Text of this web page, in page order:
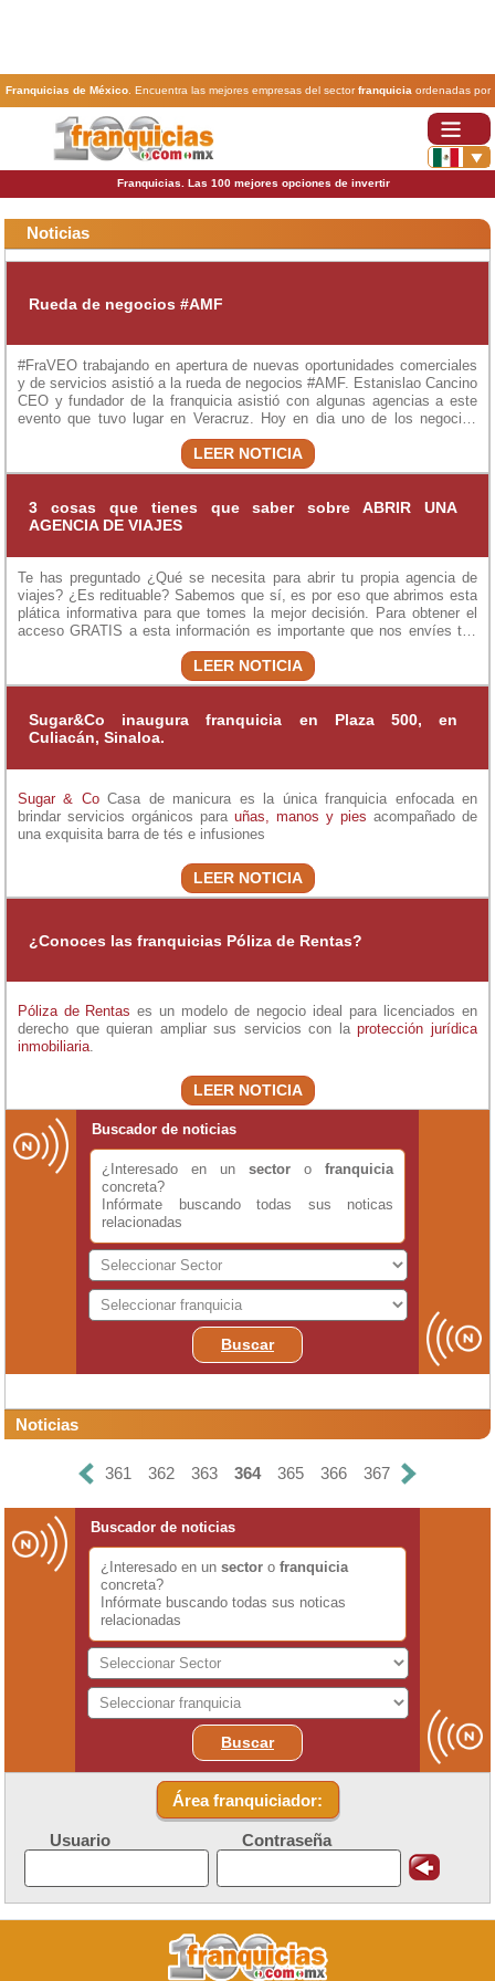
Franquicias de México. Encuentra las mejores empresas del sectorfranquicia ordenadas por
actividad. En www.100franquicias.com.mx encontrarás las más rentables, baratas y
Franquicias. Las 100 mejores opciones de invertir
Noticias
Rueda de negocios #AMF
#FraVEO trabajando en apertura de nuevas oportunidades comerciales
y de servicios asistió a la rueda de negocios #AMF. Estanislao Cancino
CEO y fundador de la franquicia asistió con algunas agencias a este
evento que tuvo lugar en Veracruz. Hoy en dia uno de los negocios
más rentables en el sector turístico es el de las agencias de viajes y
con FraVEO puedes aprender y emprender, con capacitación en línea y
con más de 40 operadoras de servicios turísticos somos la mejor
inversión mínima y sin cobro de regalías.
LEER NOTICIA
3 cosas que tienes que saber sobre ABRIR UNA
AGENCIA DE VIAJES
Te has preguntado ¿Qué se necesita para abrir tu propia agencia de
viajes? ¿Es redituable? Sabemos que sí, es por eso que abrimos esta
plática informativa para que tomes la mejor decisión. Para obtener el
acceso GRATIS a esta información es importante que nos envíes tus
LEER NOTICIA
Sugar&Co inaugura franquicia en Plaza 500, en
Culiacán, Sinaloa.
Sugar & Co Casa de manicura es la única franquicia enfocada en
brindar servicios orgánicos para uñas, manos y pies acompañado de
una exquisita barra de tés e infusiones
LEER NOTICIA
¿Conoces las franquicias Póliza de Rentas?
Póliza de Rentas es un modelo de negocio ideal para licenciados en
derecho que quieran ampliar sus servicios con la protección jurídica
inmobiliaria
LEER NOTICIA
Buscador de noticias
¿Interesado en un sector o franquicia
concreta?
Infórmate buscando todas sus noticas
relacionadas
Buscar
Noticias
361 362 363 364 365 366 367
Buscador de noticias
¿Interesado en un sector o franquicia
concreta?
Infórmate buscando todas sus noticas
relacionadas
Buscar
Área franquiciador:
Usuario Contraseña